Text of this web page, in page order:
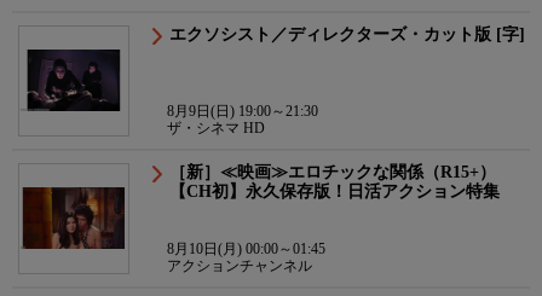
エクソシスト／ディレクターズ・カット版 [字]
8月9日(日) 19:00～21:30
ザ・シネマ HD
［新］≪映画≫エロチックな関係（R15+）
【CH初】永久保存版！日活アクション特集
8月10日(月) 00:00～01:45
アクションチャンネル